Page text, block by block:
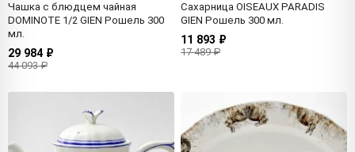
Чашка с блюдцем чайная
DOMINOTE 1/2 GIEN Рошель 300
мл.
29 984 ₽
44 093 ₽
Сахарница OISEAUX PARADIS
GIEN Рошель 300 мл.
11 893 ₽
17 489 ₽